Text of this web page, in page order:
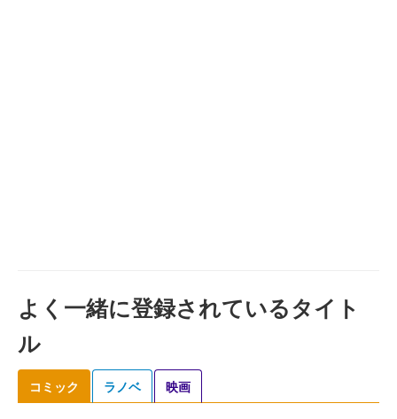
よく一緒に登録されているタイト
ル
コミック ラノベ 映画